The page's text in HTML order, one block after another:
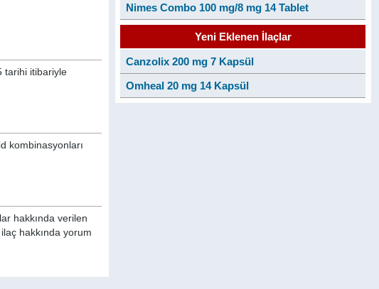
tarihi itibariyle
kombinasyonları
hakkında verilen
hakkında yorum
Nimes Combo 100 mg/8 mg 14 Tablet
Yeni Eklenen İlaçlar
Canzolix 200 mg 7 Kapsül
Omheal 20 mg 14 Kapsül